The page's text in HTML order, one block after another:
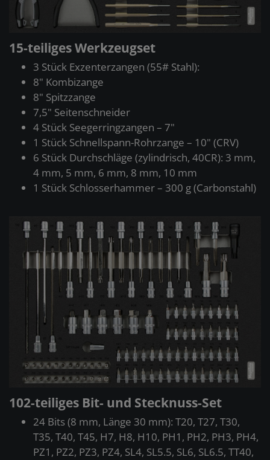
15-teiliges Werkzeugset
3 Stück Exzenterzangen (55# Stahl):
8" Kombizange
8" Spitzzange
7,5" Seitenschneider
4 Stück Seegerringzangen – 7"
1 Stück Schnellspann-Rohrzange – 10" (CRV)
6 Stück Durchschläge (zylindrisch, 40CR): 3 mm,
4 mm, 5 mm, 6 mm, 8 mm, 10 mm
1 Stück Schlosserhammer – 300 g (Carbonstahl)
102-teiliges Bit- und Stecknuss-Set
24 Bits (8 mm, Länge 30 mm): T20, T27, T30,
T35, T40, T45, H7, H8, H10, PH1, PH2, PH3, PH4,
PZ1, PZ2, PZ3, PZ4, SL4, SL5.5, SL6, SL6.5, TT40,